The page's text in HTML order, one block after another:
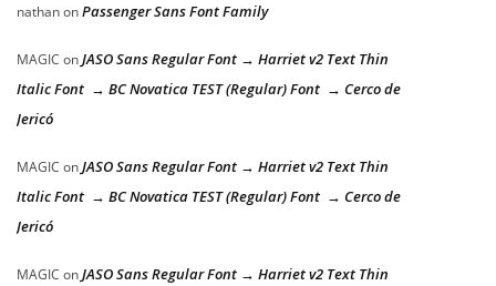
nathanonPassenger Sans Font Family
MAGIC onJASO Sans Regular Font → Harriet v2 Text Thin
Italic Font → BC Novatica TEST (Regular) Font → Cerco de
Jericó
MAGIC onJASO Sans Regular Font → Harriet v2 Text Thin
Italic Font → BC Novatica TEST (Regular) Font → Cerco de
Jericó
MAGIC onJASO Sans Regular Font → Harriet v2 Text Thin